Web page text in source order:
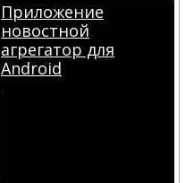
Приложение
новостной
агрегатор для
Android
.